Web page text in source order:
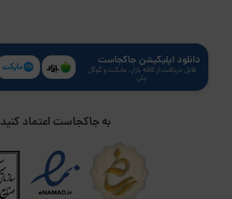
دانلود اپلیکیشن جاکجاست
قابل دریافت از کافه بازار، مایکت و گوگل
پلی
به جاکجاست اعتماد کنید